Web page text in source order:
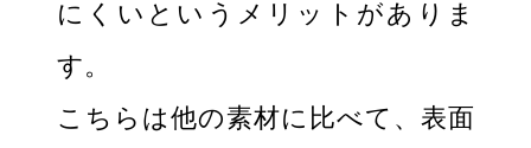
にくいというメリットがありま
す。
こちらは他の素材に比べて、表面